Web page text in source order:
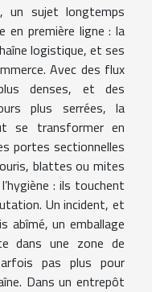
un sujet longtemps
en première ligne : la
logistique, et ses
Avec des flux
denses, et des
plus serrées, la
se transformer en
portes sectionnelles
blattes ou mites
: ils touchent
Un incident, et
abîmé, un emballage
dans une zone de
pas plus pour
Dans un entrepôt